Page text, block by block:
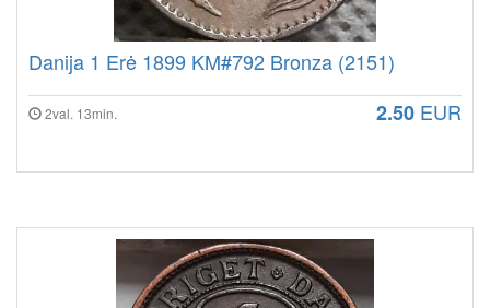
Danija 1 Erė 1899 KM#792 Bronza (2151)
2val. 13min. 2.50 EUR